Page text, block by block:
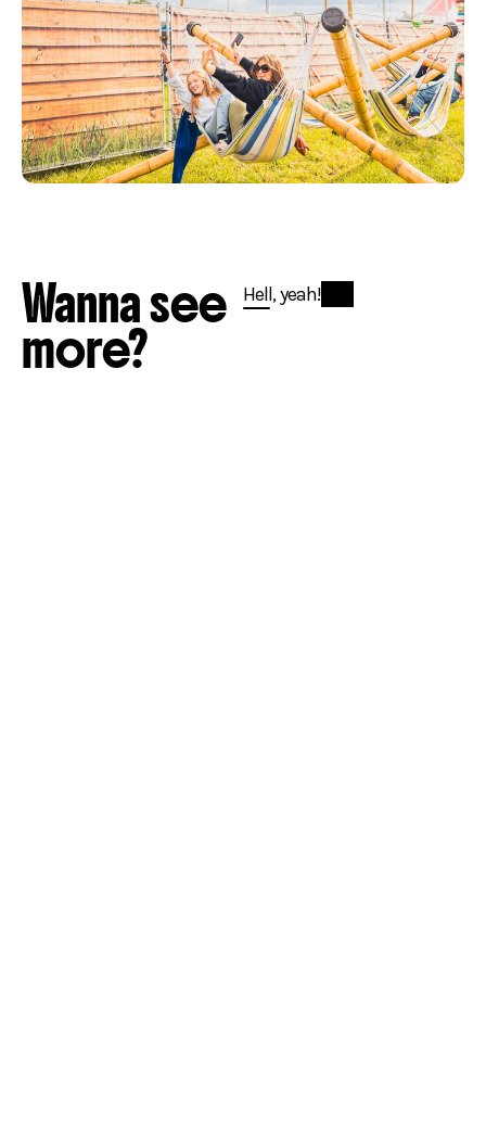
Wanna see
more?
Hell, yeah!